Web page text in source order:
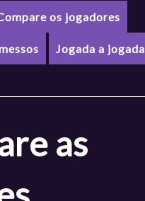
os jogadores
Jogada a jogada